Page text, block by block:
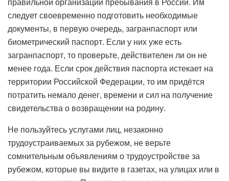
следует своевременно подготовить необходимые
документы, в первую очередь, загранпаспорт или
биометрический паспорт. Если у них уже есть
загранпаспорт, то проверьте, действителен ли он не
менее года. Если срок действия паспорта истекает на
территории Российской Федерации, то им придётся
потратить немало денег, времени и сил на получение
свидетельства о возвращении на родину.
Не пользуйтесь услугами лиц, незаконно
трудоустраиваемых за рубежом, не верьте
сомнительным объявлениям о трудоустройстве за
рубежом, которые вы видите в газетах, на улицах или в